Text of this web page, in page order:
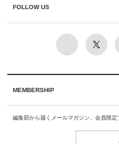
FOLLOW US
MEMBERSHIP
編集部から届くメールマガジン、会員限